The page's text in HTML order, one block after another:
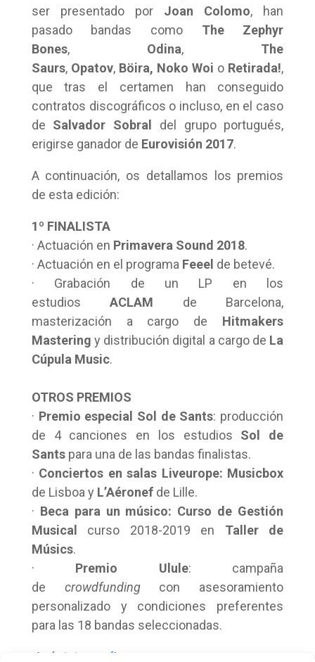
ser presentado por Joan Colomo, han
pasado bandas como The Zephyr
Bones, Odina, The
Saurs, Opatov, Böira, Noko Woi o Retirada!,
que tras el certamen han conseguido
contratos discográficos o incluso, en el caso
de Salvador Sobral
del grupo portugués,
erigirse ganador de Eurovisión 2017.
A continuación, os detallamos los premios
de esta edición:
1º FINALISTA
· Actuación en Primavera Sound 2018.
· Actuación en el programa Feeel de betevé.
· Grabación de un LP en los
estudiosACLAM de Barcelona,
masterización a cargo de Hitmakers
Mastering y distribución digital a cargo de La
Cúpula Music.
OTROS PREMIOS
· Premio especial Sol de Sants: producción
de 4 canciones en los estudios Sol de
Santspara una de las bandas finalistas.
· Conciertos en salas Liveurope: Musicbox
de Lisboa y L’Aéronefde Lille.
· Beca para un músico: Curso de Gestión
Musical
curso 2018-2019 en Taller de
Músics.
· Premio Ulule: campaña
de crowdfundingcon asesoramiento
personalizado y condiciones preferentes
para las 18 bandas seleccionadas.
¡Apúntate aquí!